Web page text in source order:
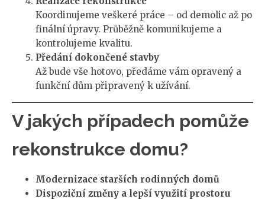
Koordinujeme veškeré práce – od demolic až po
finální úpravy. Průběžně komunikujeme a
kontrolujeme kvalitu.
Předání dokončené stavby
Až bude vše hotovo, předáme vám opravený a
funkční dům připravený k užívání.
V jakých případech pomůže
rekonstrukce domu?
Modernizace starších rodinných domů
Dispoziční změny a lepší využití prostoru